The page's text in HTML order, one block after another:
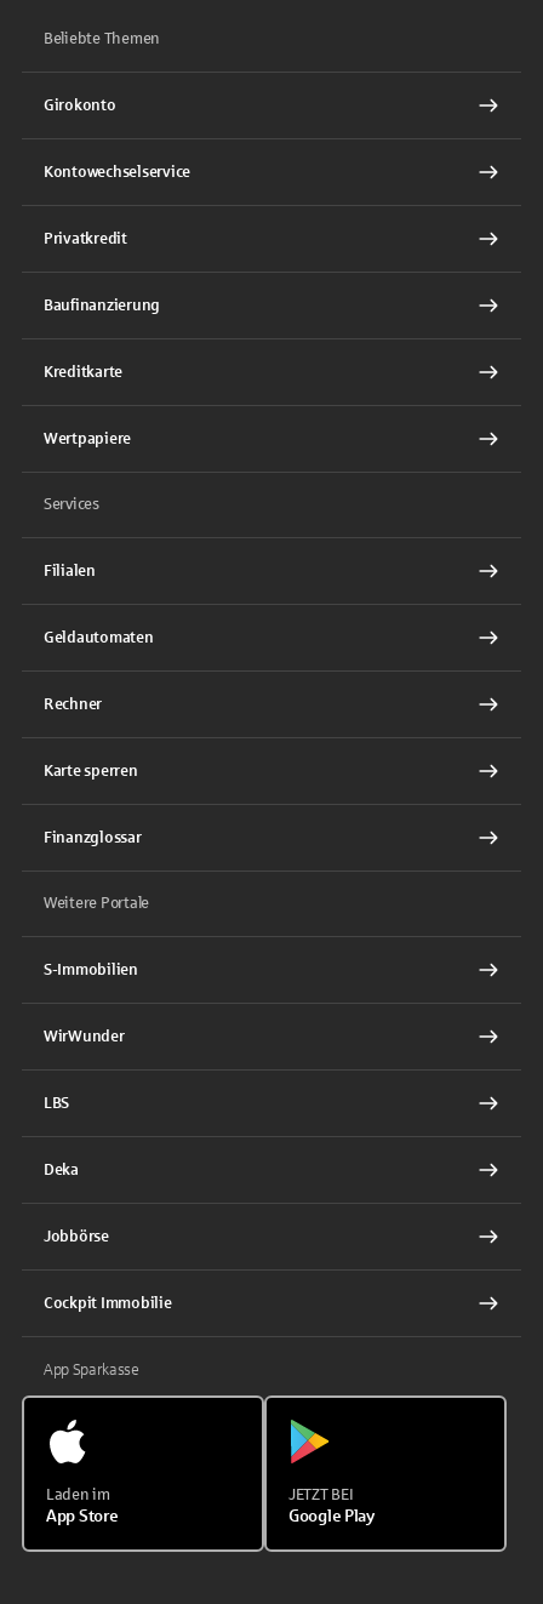
Beliebte Themen
Girokonto
Kontowechselservice
Privatkredit
Baufinanzierung
Kreditkarte
Wertpapiere
Services
Filialen
Geldautomaten
Rechner
Karte sperren
Finanzglossar
Weitere Portale
S-Immobilien
WirWunder
LBS
Deka
Jobbörse
Cockpit Immobilie
App Sparkasse
Laden im
App Store
JETZT BEI
Google Play